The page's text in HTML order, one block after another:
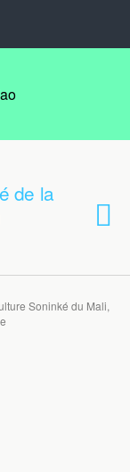
de la
Soninké du Mali,